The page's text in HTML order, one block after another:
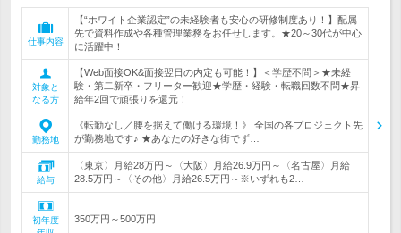
仕事内容
【“ホワイト企業認定”の未経験者も安心の研修制度あり！】配属
先で資料作成や各種管理業務をお任せします。★20～30代が中心
に活躍中！
対象と
なる方
【Web面接OK&面接翌日の内定も可能！】＜学歴不問＞★未経
験・第二新卒・フリーター歓迎★学歴・経験・転職回数不問★昇
給年2回で頑張りを還元！
勤務地
《転勤なし／腰を据えて働ける環境！》 全国の各プロジェクト先
が勤務地です♪ ★あなたの好きな街でず…
給与
〈東京〉月給28万円～〈大阪〉月給26.9万円～〈名古屋〉月給
28.5万円～〈その他〉月給26.5万円～※いずれも2…
初年度
350万円～500万円